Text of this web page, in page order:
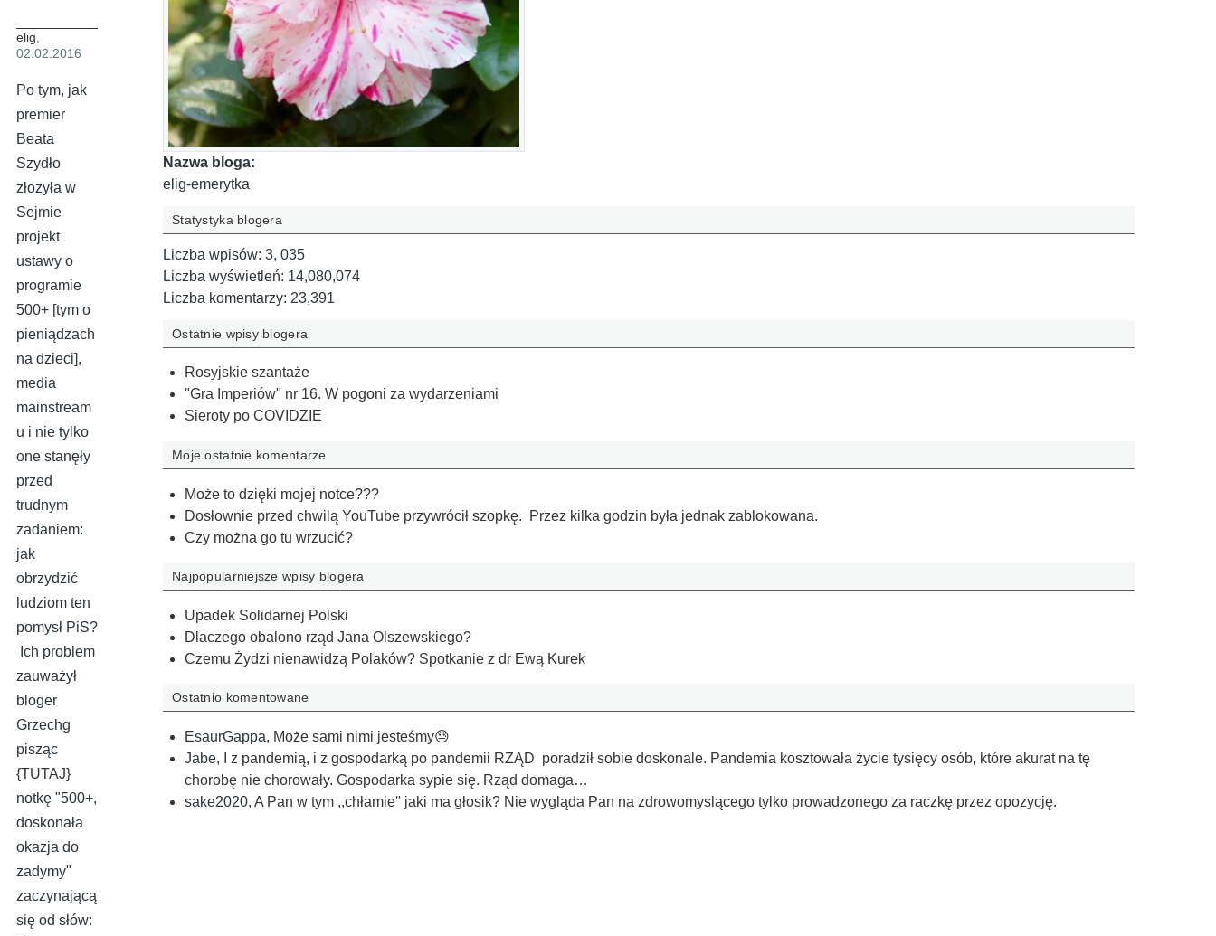
elig,
02.02.2016
Po tym, jak
premier
Beata
Szydło
złozyła w
Sejmie
projekt
ustawy o
programie
500+ [tym o
pieniądzach
na dzieci],
media
mainstream
u i nie tylko
one stanęły
przed
trudnym
zadaniem:
jak
obrzydzić
ludziom ten
pomysł PiS?
Ich problem
zauważył
bloger
Grzechg
pisząc
{TUTAJ}
notkę "500+,
doskonała
okazja do
zadymy"
zaczynającą
się od słów:
Nazwa bloga:
elig-emerytka
Statystyka blogera
Liczba wpisów: 3, 035
Liczba wyświetleń: 14,080,074
Liczba komentarzy: 23,391
Ostatnie wpisy blogera
Rosyjskie szantaże
"Gra Imperiów" nr 16. W pogoni za wydarzeniami
Sieroty po COVIDZIE
Moje ostatnie komentarze
Może to dzięki mojej notce???
Dosłownie przed chwilą YouTube przywrócił szopkę. Przez kilka godzin była jednak zablokowana.
Czy można go tu wrzucić?
Najpopularniejsze wpisy blogera
Upadek Solidarnej Polski
Dlaczego obalono rząd Jana Olszewskiego?
Czemu Żydzi nienawidzą Polaków? Spotkanie z dr Ewą Kurek
Ostatnio komentowane
EsaurGappa, Może sami nimi jesteśmy😓
Jabe,
I z pandemią, i z gospodarką po pan­demii RZĄD po­radził sobie doskonale. Pandemia kosztowała życie tysięcy osób, które akurat na tę
chorobę nie cho­rowały. Gos­podarka sypie się. Rząd domaga…
sake2020, A Pan w tym ,,chłamie'' jaki ma głosik? Nie wygląda Pan na zdrowomyslącego tylko prowadzonego za raczkę przez opozycję.